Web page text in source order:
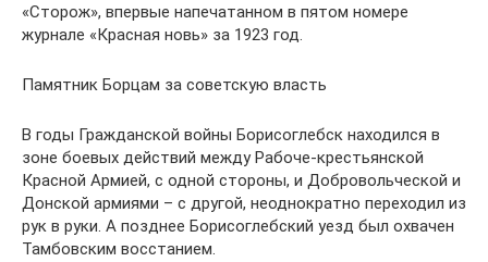
«Сторож», впервые напечатанном в пятом номере
журнале «Красная новь» за 1923 год.
Памятник Борцам за советскую власть
В годы Гражданской войны Борисоглебск находился в
зоне боевых действий между Рабоче-крестьянской
Красной Армией, с одной стороны, и Добровольческой и
Донской армиями – с другой, неоднократно переходил из
рук в руки. А позднее Борисоглебский уезд был охвачен
Тамбовским восстанием.